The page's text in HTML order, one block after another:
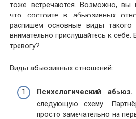
тоже встречаются. Возможно, вы
что состоите в абьюзивных
распишем основные виды
внимательно прислушайтесь к себе.
тревогу?
Виды абьюзивных отношений:
Психологический абьюз.
следующую схему.
просто замечательно на